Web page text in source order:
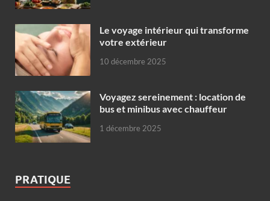
Le voyage intérieur qui transforme
votre extérieur
10 décembre 2025
Voyagez sereinement : location de
bus et minibus avec chauffeur
1 décembre 2025
PRATIQUE